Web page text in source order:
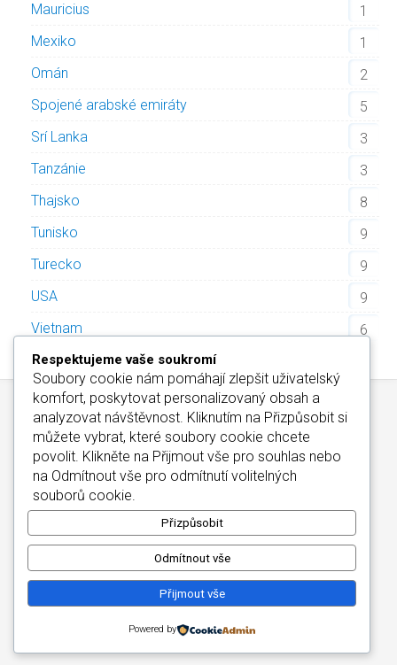
Mauricius
1
Mexiko
1
Omán
2
Spojené arabské emiráty
5
Srí Lanka
3
Tanzánie
3
Thajsko
8
Tunisko
9
Turecko
9
USA
9
Vietnam
6
Kontakt/Informace o Cookies/Katalog Alfa-Elchron
Wellness Hotely Maďarsko
Copyright © 2026
Respektujeme vaše soukromí
Soubory cookie nám pomáhají zlepšit uživatelský
komfort, poskytovat personalizovaný obsah a
analyzovat návštěvnost. Kliknutím na Přizpůsobit si
můžete vybrat, které soubory cookie chcete
povolit. Klikněte na Přijmout vše pro souhlas nebo
na Odmítnout vše pro odmítnutí volitelných
souborů cookie.
Přizpůsobit
Odmítnout vše
Přijmout vše
Powered by